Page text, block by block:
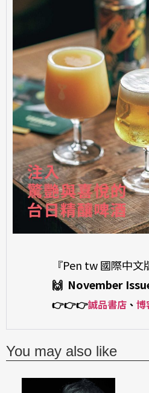
『Pen tw 國際中文
🙌 November
👉👉👉誠品書店 、 博
You may also like